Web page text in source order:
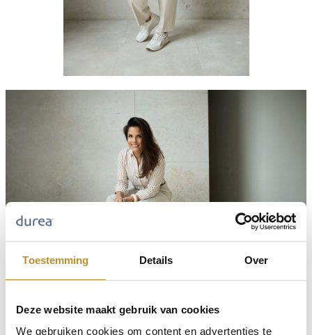
Toestemming Details Over
Deze website maakt gebruik van cookies
We gebruiken cookies om content en advertenties te